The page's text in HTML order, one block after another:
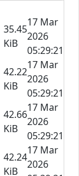
35.45
KiB
17 Mar
2026
05:29:21
42.22
KiB
17 Mar
2026
05:29:21
42.66
KiB
17 Mar
2026
05:29:21
42.24
KiB
17 Mar
2026